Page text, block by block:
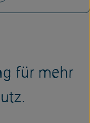
für mehr